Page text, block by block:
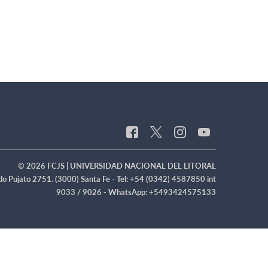
© 2026 FCJS | UNIVERSIDAD NACIONAL DEL LITORAL
Pujato 2751. (3000) Santa Fe - Tel: +54 (0342) 4587850 int
9033 / 9026 - WhatsApp: +5493424575133